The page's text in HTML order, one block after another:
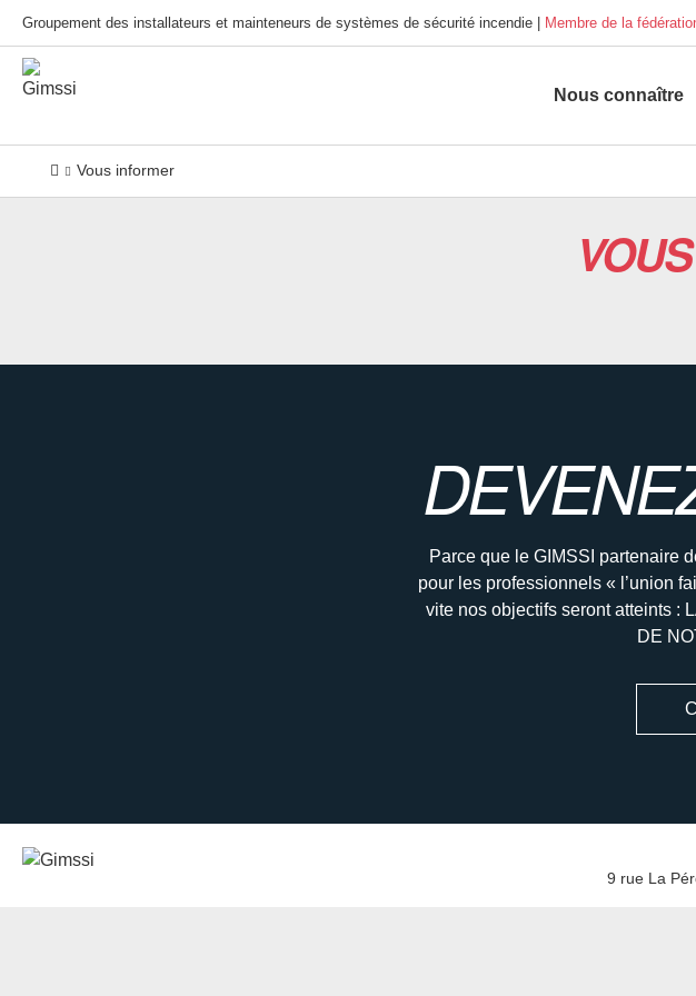
Groupement des installateurs et mainteneurs de systèmes de sécurité incendie | Membre de la
Nous connaître
Vous informer
Parce que le GIMSSI partenaire
pour les professionnels « l’union
vite nos objectifs seront atteints :
DE
9 rue La